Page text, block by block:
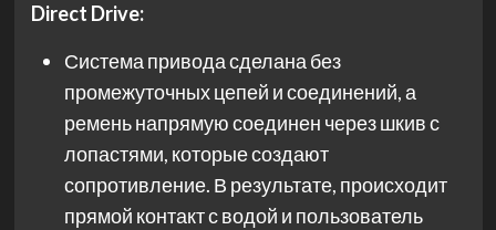
Direct Drive:
Система привода сделана без
промежуточных цепей и соединений, а
ремень напрямую соединен через шкив с
лопастями, которые создают
сопротивление. В результате, происходит
прямой контакт с водой и пользователь